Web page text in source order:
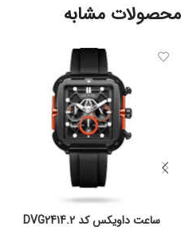
محصولات مشابه
ساعت داویکس کد DVG2414.2